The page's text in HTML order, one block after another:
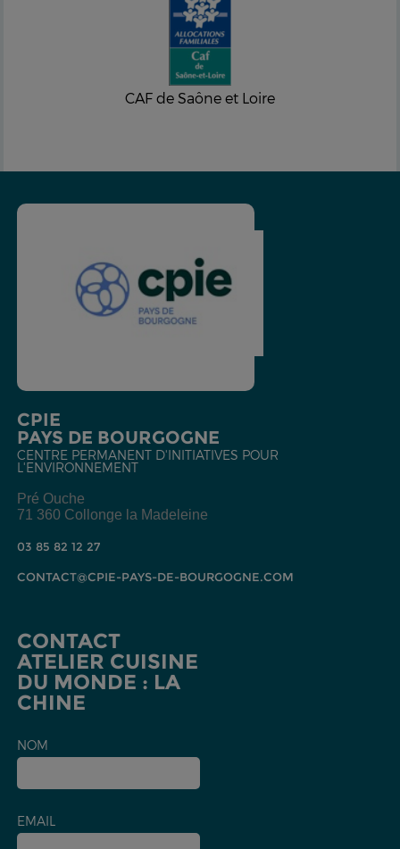
CAF de Saône et Loire
CPIE
PAYS DE BOURGOGNE
CENTRE PERMANENT D'INITIATIVES POUR
L'ENVIRONNEMENT
Pré Ouche
71 360 Collonge la Madeleine
03 85 82 12 27
CONTACT@CPIE-PAYS-DE-BOURGOGNE.COM
CONTACT
ATELIER CUISINE
DU MONDE : LA
CHINE
NOM
EMAIL